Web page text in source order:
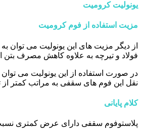
یونولیت کرومیت
مزیت استفاده از فوم کرومیت
از دیگر مزیت های این یونولیت می
فولاد و تیرچه به علاوه کاهش مصرف
در صورت استفاده از این یونولیت می
نقل این فوم های سقفی به مراتب کمتر
کلام پایانی
پلاستوفوم سقفی دارای عرض کمتری